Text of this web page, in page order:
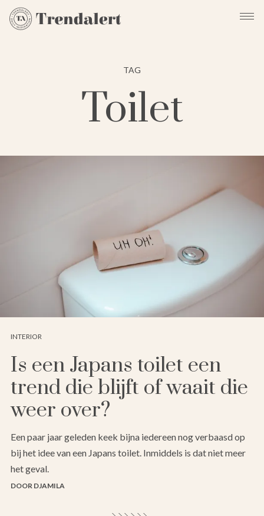
TAG
Toilet
INTERIOR
Is een Japans toilet een
trend die blijft of waait die
weer over?
Een paar jaar geleden keek bijna iedereen nog verbaasd op
bij het idee van een Japans toilet. Inmiddels is dat niet meer
het geval.
DOOR DJAMILA